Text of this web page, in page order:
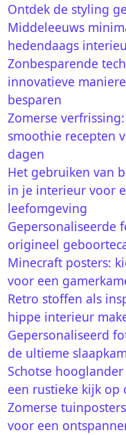
Ontdek de styling
Middeleeuws
hedendaags
Zonbesparende
innovatieve
besparen
Zomerse
smoothie recepten
dagen
Het gebruiken van
in je interieur voor
leefomgeving
Gepersonaliseerde
origineel
Minecraft posters:
voor een
Retro stoffen als
hippe interieur
Gepersonaliseerd
de ultieme
Schotse
een rustieke kijk op
Zomerse
voor een